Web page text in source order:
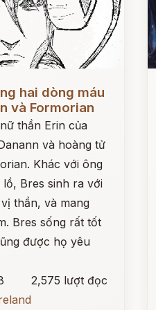
hai dòng máu
và Formorian
thần Erin của
và hoàng tử
Khác với ông
Bres sinh ra với
thần, và mang
Bres sống rất tốt
được họ yêu
2,575 lượt đọc